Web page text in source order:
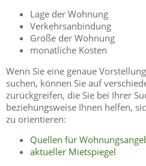
Lage der Wohnung
Verkehrsanbindung
Größe der Wohnung
monatliche Kosten
Wenn Sie eine genaue
suchen, können Sie auf
zurückgreifen, die Sie bei Ihrer
beziehungsweise Ihnen helfen,
zu orientieren:
Quellen für
aktueller Mietspiegel